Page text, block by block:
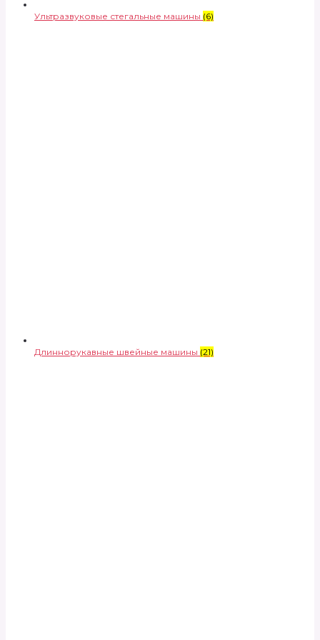
Ультразвуковые стегальные машины (6)
Длиннорукавные швейные машины (21)